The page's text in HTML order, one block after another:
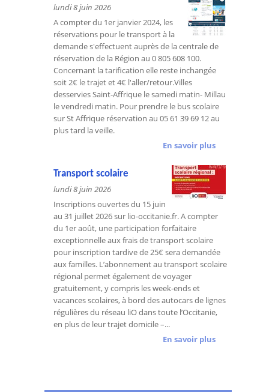
lundi 8 juin 2026
A compter du 1er janvier 2024, les
réservations pour le transport à la
demande s'effectuent auprès de la centrale de
réservation de la Région au 0 805 608 100.
Concernant la tarification elle reste inchangée
soit 2€ le trajet et 4€ l'aller/retour.Villes
desservies Saint-Affrique le samedi matin- Millau
le vendredi matin. Pour prendre le bus scolaire
sur St Affrique réservation au 05 61 39 69 12 au
plus tard la veille.
En savoir plus
Transport scolaire
lundi 8 juin 2026
Inscriptions ouvertes du 15 juin
au 31 juillet 2026 sur lio-occitanie.fr. A compter
du 1er août, une participation forfaitaire
exceptionnelle aux frais de transport scolaire
pour inscription tardive de 25€ sera demandée
aux familles. L’abonnement au transport scolaire
régional permet également de voyager
gratuitement, y compris les week-ends et
vacances scolaires, à bord des autocars de lignes
régulières du réseau liO dans toute l’Occitanie,
en plus de leur trajet domicile –...
En savoir plus